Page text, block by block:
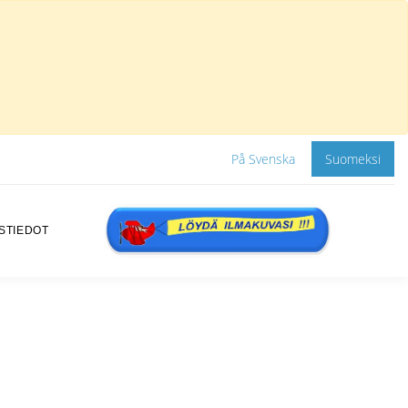
På Svenska Suomeksi